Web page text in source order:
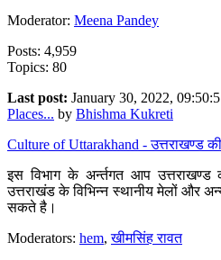
Moderator: Meena Pandey
Posts: 4,959
Topics: 80
Last post: January 30, 2022,
Places... by Bhishma Kukreti
Culture of Uttarakhand - उत्तराखण्ड
इस विभाग के अर्न्तगत आप उत्तराखण्ड
उत्तराखंड के विभिन्न स्थानीय मेलों और
सकते है।
Moderators: hem,खीमसिंह रावत